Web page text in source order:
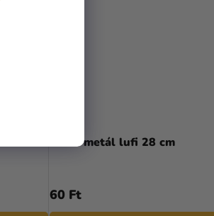
Ezüst metál lufi 28 cm
60 Ft